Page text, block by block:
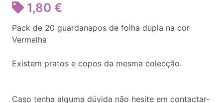
1,80 €
Pack de 20 guardanapos de folha dupla na cor
Vermelha
Existem pratos e copos da mesma colecção.
Caso tenha alguma dúvida não hesite em contactar-